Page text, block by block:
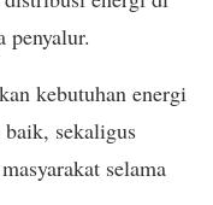
penyalur.
kebutuhan energi
baik, sekaligus
selama